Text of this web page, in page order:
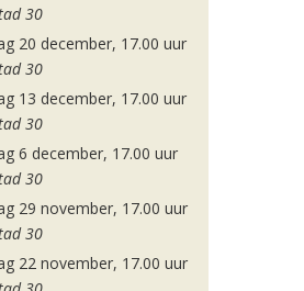
30
20 december, 17.00 uur
30
13 december, 17.00 uur
30
6 december, 17.00 uur
30
29 november, 17.00 uur
30
22 november, 17.00 uur